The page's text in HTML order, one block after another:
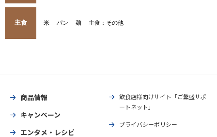
主食 米 パン 麺 主食：その他
商品情報
キャンペーン
エンタメ・レシピ
飲食店様向けサイト「ご繁盛サポ
ートネット」
プライバシーポリシー